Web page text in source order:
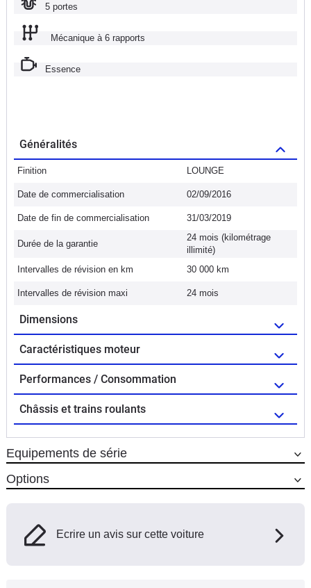
5 portes
Mécanique à 6 rapports
Essence
Généralités
Finition LOUNGE
Date de commercialisation 02/09/2016
Date de fin de commercialisation 31/03/2019
Durée de la garantie
24 mois (kilométrage
illimité)
Intervalles de révision en km
30 000 km
Intervalles de révision maxi 24 mois
Dimensions
Caractéristiques moteur
Performances / Consommation
Châssis et trains roulants
Equipements de série
Options
Ecrire un avis sur cette voiture